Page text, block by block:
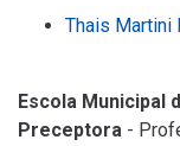
Thais Martini
Escola Municipal
Preceptora -